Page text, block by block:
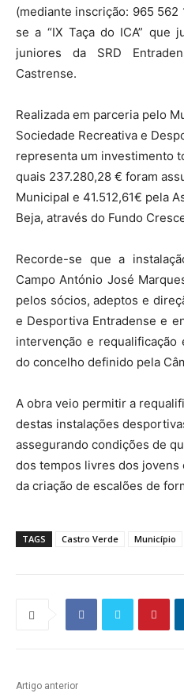
(mediante inscrição: 965
se a “IX Taça do ICA” que
juniores da SRD
Castrense.
Realizada em parceria pelo
Sociedade Recreativa e
representa um investimento
quais 237.280,28 € foram
Municipal e 41.512,61€ pela
Beja, através do Fundo
Recorde-se que a
Campo António José
pelos sócios, adeptos e
e Desportiva Entradense e
intervenção e requalificação
do concelho definido pela
A obra veio permitir a
destas instalações
assegurando condições de
dos tempos livres dos jovens
da criação de escalões de
TAGS Castro Verde Município
Artigo anterior